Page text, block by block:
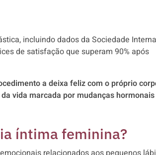
incluindo dados da Sociedade
de satisfação que superam 90% após
a deixa feliz com o próprio
vida marcada por mudanças hormonais
íntima feminina?